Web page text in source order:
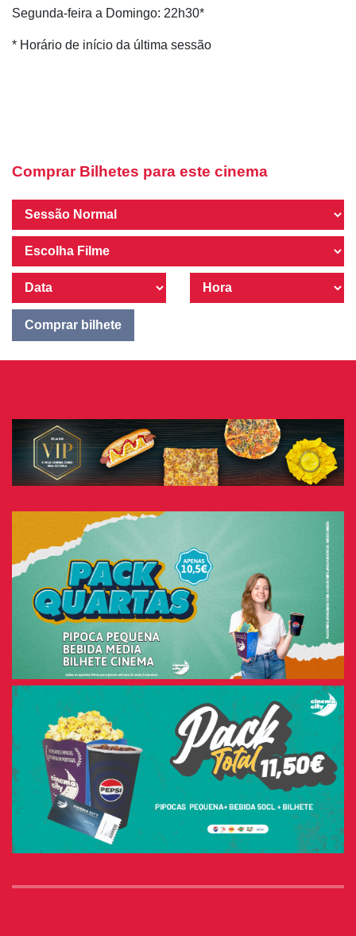
Segunda-feira a Domingo: 22h30*
* Horário de início da última sessão
Comprar Bilhetes para este cinema
Comprar bilhete